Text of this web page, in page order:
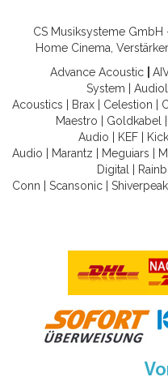
CS Musiksysteme GmbH
Home Cinema,
Advance Acoustic
System
Acoustics
Brax Celestion
Maestro
Goldkabel
Audio
KEF|
Audio
Marantz Meguiars
Digital
Conn
Scansonic